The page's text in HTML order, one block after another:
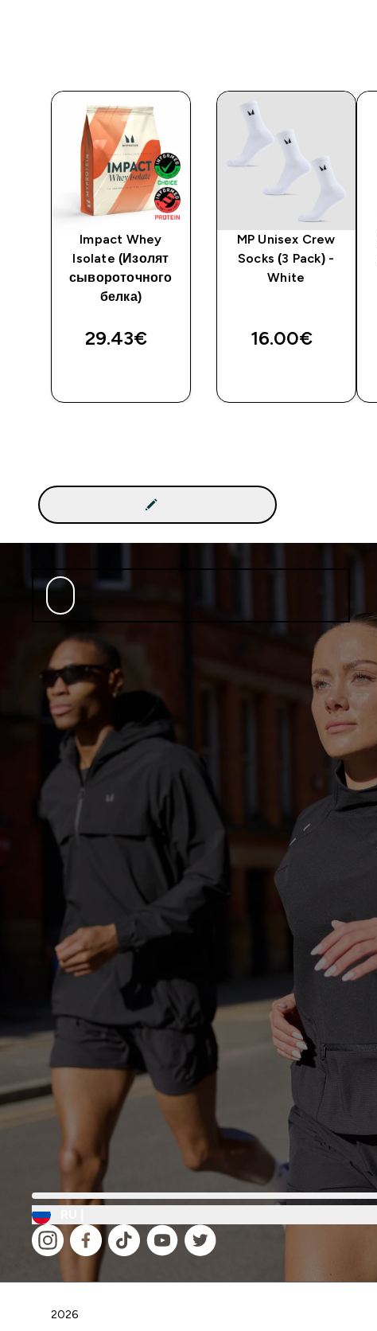
Impact Whey
Isolate (Изолят
сывороточного
белка)
29.43€‎
MP Unisex Crew
Socks (3 Pack) -
White
16.00€‎
2026